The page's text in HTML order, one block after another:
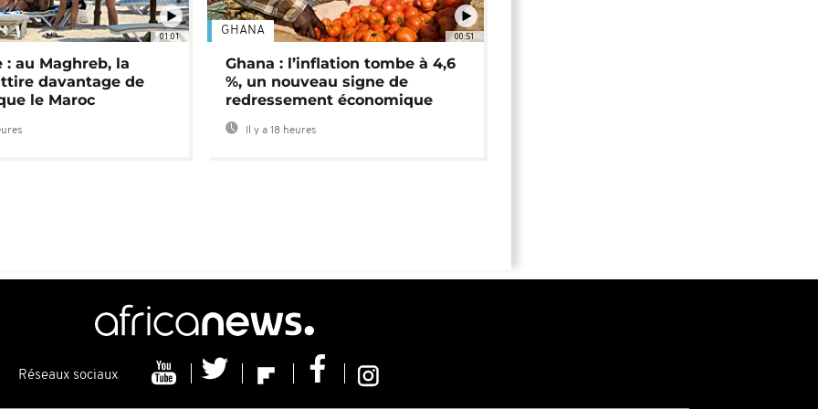
01:01
: au Maghreb, la
davantage de
le Maroc
00:51
GHANA
Ghana : l’inflation tombe à 4,6
%, un nouveau signe de
redressement économique
Il y a 18 heures
Réseaux sociaux